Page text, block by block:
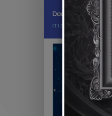
Download
ดาวน์โหลดเอกสาร
Previous